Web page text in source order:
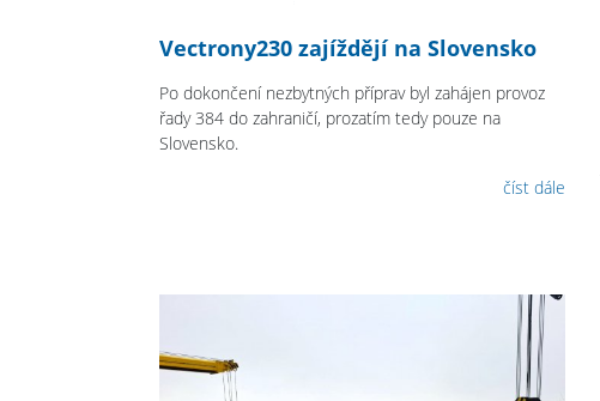
Vectrony230 zajíždějí na Slovensko
Po dokončení nezbytných příprav byl zahájen provoz
řady 384 do zahraničí, prozatím tedy pouze na
Slovensko.
číst dále